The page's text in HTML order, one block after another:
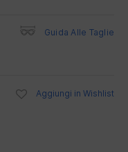
Guida Alle Taglie
Aggiungi in Wishlist